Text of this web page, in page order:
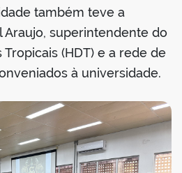
também teve a
Araujo, superintendente do
(HDT) e a rede de
à universidade.